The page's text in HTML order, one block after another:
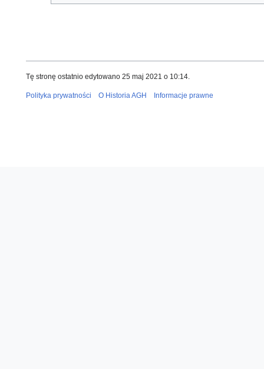
Tę stronę ostatnio edytowano 25 maj 2021 o 10:14.
Polityka prywatności O Historia AGH Informacje prawne